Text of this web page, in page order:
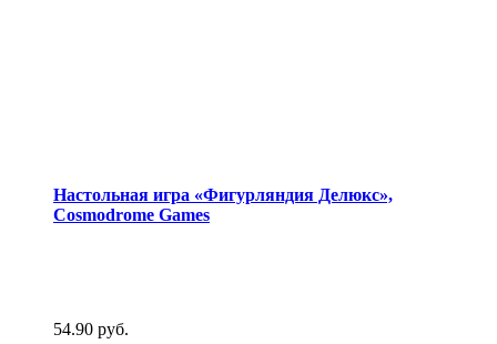
Настольная игра «Фигурляндия Делюкс»,
Cosmodrome Games
54.90 руб.